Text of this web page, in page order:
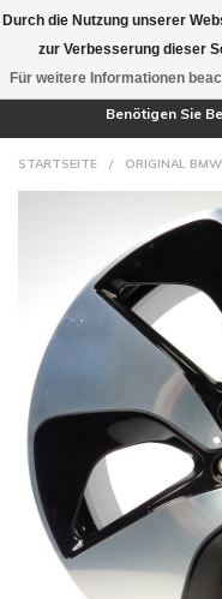
Benötigen Sie
STARTSEITE / ORIGINAL
Durch die Nutzung unserer
zur Verbesserung dieser
Für weitere Informationen